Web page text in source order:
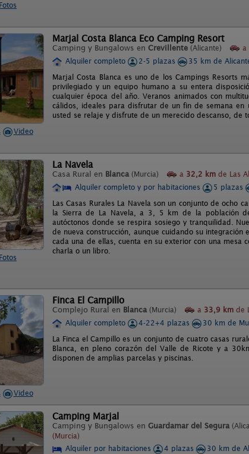
Video
Marjal Costa Blanca Eco Camping Resort
Camping y Bungalows en Crevillente (Alicante) a
Alquiler completo
2-5 plazas
35 km de
Marjal Costa Blanca es uno de los Campings Resorts
privilegiado y un equipo humano a su entera
cualquier época del año. Veranos animados con
cálidos, ideales para disfrutar de un fin de semana
usted se relaje y disfrute de un merecido descanso, de
La Navela
Casa Rural en Blanca (Murcia) a 32,2 km de Las
Alquiler completo y por habitaciones
5 plazas
Las Casas Rurales La Navela son un conjunto de ocho
la Sierra de La Navela, a 3, 5 km de la población
autóctonos donde se respira sosiego y tranquilidad.
de nueva construcción, aunque cuidando su
cada una de ellas, cuenta en su exterior con una mesa
charla o un libro.
Video
Finca El Campillo
Complejo Rural en Blanca (Murcia) a 33,9 km de
Alquiler completo
4-22+4 plazas 30 km de
La Finca el Campillo es un conjunto de cuatro casas
Blanca, en pleno corazón del Valle de Ricote y a
disponen de amplias parcelas y piscinas.
Camping Marjal
Camping y Bungalows en Guardamar del Segura
(Murcia)
Alquiler por habitaciones 4 plazas
30 km de